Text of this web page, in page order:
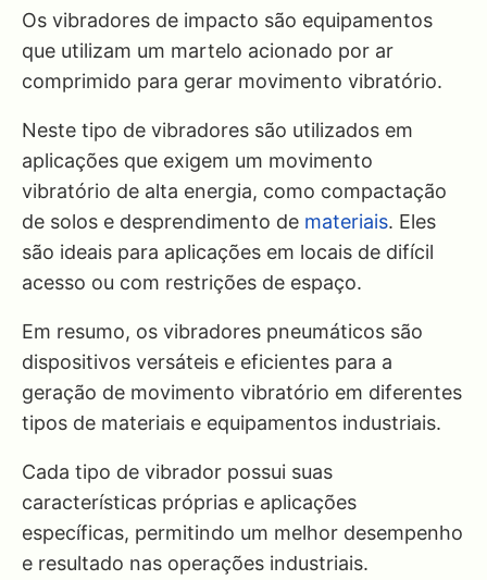
Os vibradores de impacto são equipamentos
que utilizam um martelo acionado por ar
comprimido para gerar movimento vibratório.
Neste tipo de vibradores são utilizados em
aplicações que exigem um movimento
vibratório de alta energia, como compactação
de solos e desprendimento de materiais. Eles
são ideais para aplicações em locais de difícil
acesso ou com restrições de espaço.
Em resumo, os vibradores pneumáticos são
dispositivos versáteis e eficientes para a
geração de movimento vibratório em diferentes
tipos de materiais e equipamentos industriais.
Cada tipo de vibrador possui suas
características próprias e aplicações
específicas, permitindo um melhor desempenho
e resultado nas operações industriais.